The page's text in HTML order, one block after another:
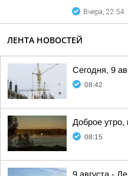
Вчера, 22:54
ЛЕНТА НОВОСТЕЙ
Сегодня, 9
08:42
Доброе утро,
08:15